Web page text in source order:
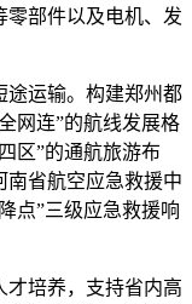
零部件以及电机、发
途运输。构建郑州都
网连”的航线发展格
区”的通航旅游布
南省航空应急救援中
点”三级应急救援响
才培养，支持省内高